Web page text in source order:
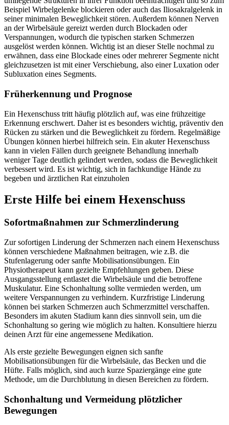
Beispiel Wirbelgelenke blockieren oder auch das Iliosakralgelenk in
seiner minimalen Beweglichkeit stören. Außerdem können Nerven
an der Wirbelsäule gereizt werden durch Blockaden oder
Verspannungen, wodurch die typischen starken Schmerzen
ausgelöst werden können. Wichtig ist an dieser Stelle nochmal zu
erwähnen, dass eine Blockade eines oder mehrerer Segmente nicht
gleichzusetzen ist mit einer Verschiebung, also einer Luxation oder
Subluxation eines Segments.
Früherkennung und Prognose
Ein Hexenschuss tritt häufig plötzlich auf, was eine frühzeitige
Erkennung erschwert. Daher ist es besonders wichtig, präventiv den
Rücken zu stärken und die Beweglichkeit zu fördern. Regelmäßige
Übungen können hierbei hilfreich sein. Ein akuter Hexenschuss
kann in vielen Fällen durch geeignete Behandlung innerhalb
weniger Tage deutlich gelindert werden, sodass die Beweglichkeit
verbessert wird. Es ist wichtig, sich in fachkundige Hände zu
begeben und ärztlichen Rat einzuholen
Erste Hilfe bei einem Hexenschuss
Sofortmaßnahmen zur Schmerzlinderung
Zur sofortigen Linderung der Schmerzen nach einem Hexenschuss
können verschiedene Maßnahmen beitragen, wie z.B. die
Stufenlagerung oder sanfte Mobilisationsübungen. Ein
Physiotherapeut kann gezielte Empfehlungen geben. Diese
Ausgangsstellung entlastet die Wirbelsäule und die betroffene
Muskulatur. Eine Schonhaltung sollte vermieden werden, um
weitere Verspannungen zu verhindern. Kurzfristige Linderung
können bei starken Schmerzen auch Schmerzmittel verschaffen.
Besonders im akuten Stadium kann dies sinnvoll sein, um die
Schonhaltung so gering wie möglich zu halten. Konsultiere hierzu
deinen Arzt für eine angemessene Medikation.
Als erste gezielte Bewegungen eignen sich sanfte
Mobilisationsübungen für die Wirbelsäule, das Becken und die
Hüfte. Falls möglich, sind auch kurze Spaziergänge eine gute
Methode, um die Durchblutung in diesen Bereichen zu fördern.
Schonhaltung und Vermeidung plötzlicher
Bewegungen